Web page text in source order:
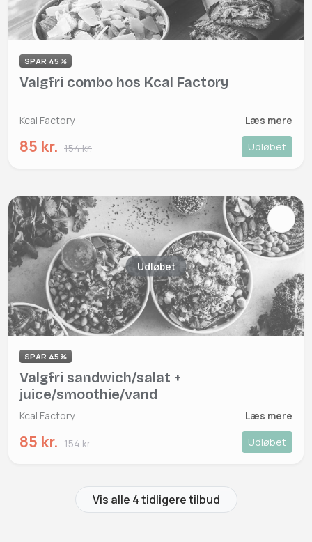
SPAR 45%
Valgfri combo hos Kcal Factory
Kcal Factory Læs mere
85 kr. 154 kr. Udløbet
Udløbet
SPAR 45%
Valgfri sandwich/salat +
juice/smoothie/vand
Kcal Factory Læs mere
85 kr. 154 kr. Udløbet
Vis alle 4 tidligere tilbud